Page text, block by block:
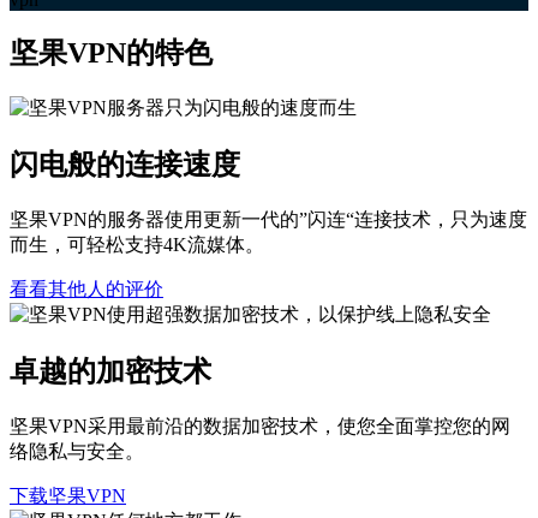
坚果VPN的特色
闪电般的连接速度
坚果VPN的服务器使用更新一代的”闪连“连接技术，只为速度
而生，可轻松支持4K流媒体。
看看其他人的评价
卓越的加密技术
坚果VPN采用最前沿的数据加密技术，使您全面掌控您的网
络隐私与安全。
下载坚果VPN